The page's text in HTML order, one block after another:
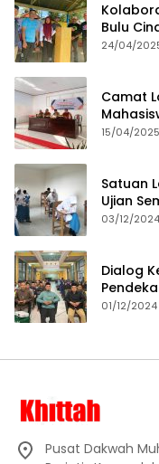
Bulu
24/04/
Camat
15/04/2025
Satuan
Ujian
Proses
03/12/2024
Dialog
01/12/2024
Pusat Dakwah